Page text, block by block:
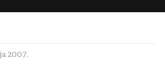
2007.